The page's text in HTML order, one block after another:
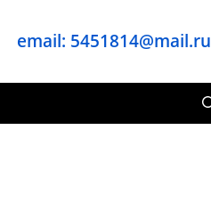
email: 5451814@mail.ru